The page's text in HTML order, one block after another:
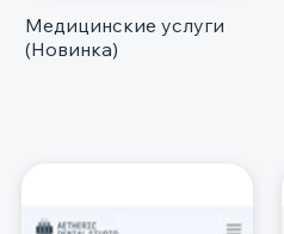
Медицинские услуги
(Новинка)